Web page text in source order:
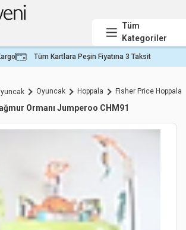
Tüm
Kategoriler
Tüm Kartlara Peşin Fiyatına 3 Taksit
Oyuncak Hoppala Fisher Price Hoppala
Ormanı Jumperoo CHM91